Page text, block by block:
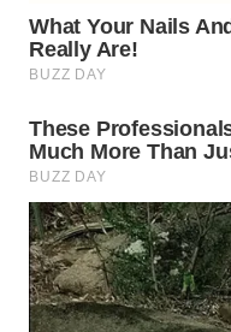
TRAVEL
WAHANA
WAHANANEWS
ID
WAHANANEWS
CO ID